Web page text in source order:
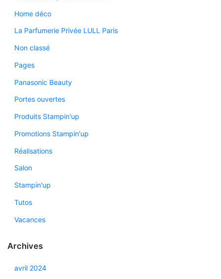
Home déco
La Parfumerie Privée LULL Paris
Non classé
Pages
Panasonic Beauty
Portes ouvertes
Produits Stampin'up
Promotions Stampin'up
Réalisations
Salon
Stampin'up
Tutos
Vacances
Archives
avril 2024